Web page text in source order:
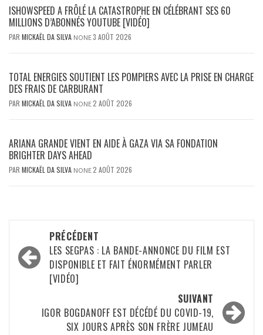
ISHOWSPEED A FRÔLÉ LA CATASTROPHE EN CÉLÉBRANT SES 60
MILLIONS D’ABONNÉS YOUTUBE [VIDÉO]
PAR MICKAËL DA SILVA NONE3 AOÛT 2026
TOTAL ENERGIES SOUTIENT LES POMPIERS AVEC LA PRISE EN CHARGE
DES FRAIS DE CARBURANT
PAR MICKAËL DA SILVA NONE2 AOÛT 2026
ARIANA GRANDE VIENT EN AIDE À GAZA VIA SA FONDATION
BRIGHTER DAYS AHEAD
PAR MICKAËL DA SILVA NONE2 AOÛT 2026
Navigation
d’article
PRÉCÉDENT
LES SEGPAS : LA BANDE-ANNONCE DU FILM EST
DISPONIBLE ET FAIT ÉNORMÉMENT PARLER
[VIDÉO]
SUIVANT
IGOR BOGDANOFF EST DÉCÉDÉ DU COVID-19,
SIX JOURS APRÈS SON FRÈRE JUMEAU